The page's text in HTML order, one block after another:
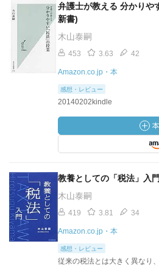
弁護士が教える 分かりや
新書)
木山泰嗣
453 3.63 42
Amazon.co.jp・本
感想・レビュー
20140202kindle
教養としての「税法」入門
木山泰嗣
419 3.81 34
Amazon.co.jp・本
感想・レビュー
従来の税法とは大きく異なり